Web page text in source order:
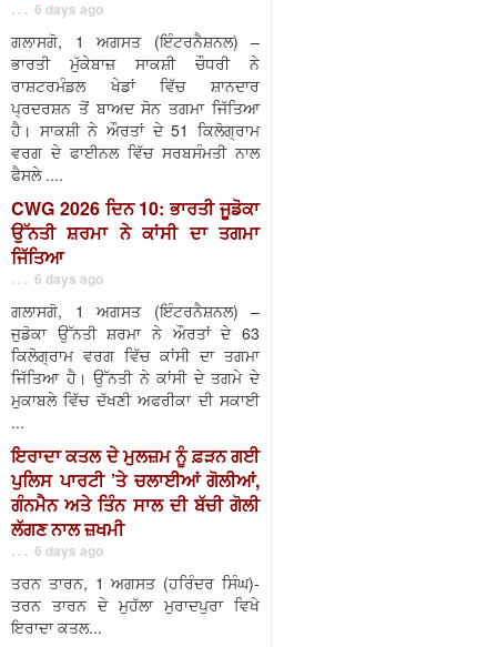
. . . 6 days ago
ਗਲਾਸਗੋ, 1 ਅਗਸਤ (ਇੰਟਰਨੈਸ਼ਨਲ) –
ਭਾਰਤੀ ਮੁੱਕੇਬਾਜ਼ ਸਾਕਸ਼ੀ ਚੌਧਰੀ ਨੇ
ਰਾਸ਼ਟਰਮੰਡਲ ਖੇਡਾਂ ਵਿੱਚ ਸ਼ਾਨਦਾਰ
ਪ੍ਰਦਰਸ਼ਨ ਤੋਂ ਬਾਅਦ ਸੋਨ ਤਗਮਾ ਜਿੱਤਿਆ
ਹੈ। ਸਾਕਸ਼ੀ ਨੇ ਔਰਤਾਂ ਦੇ 51 ਕਿਲੋਗ੍ਰਾਮ
ਵਰਗ ਦੇ ਫਾਈਨਲ ਵਿੱਚ ਸਰਬਸੰਮਤੀ ਨਾਲ
ਫੈਸਲੇ ....
CWG 2026 ਦਿਨ 10: ਭਾਰਤੀ ਜੂਡੋਕਾ
ਉੱਨਤੀ ਸ਼ਰਮਾ ਨੇ ਕਾਂਸੀ ਦਾ ਤਗਮਾ
ਜਿੱਤਿਆ
. . . 6 days ago
ਗਲਾਸਗੋ, 1 ਅਗਸਤ (ਇੰਟਰਨੈਸ਼ਨਲ) –
ਜੁਡੋਕਾ ਉੱਨਤੀ ਸ਼ਰਮਾ ਨੇ ਔਰਤਾਂ ਦੇ 63
ਕਿਲੋਗ੍ਰਾਮ ਵਰਗ ਵਿੱਚ ਕਾਂਸੀ ਦਾ ਤਗਮਾ
ਜਿੱਤਿਆ ਹੈ। ਉੱਨਤੀ ਨੇ ਕਾਂਸੀ ਦੇ ਤਗਮੇ ਦੇ
ਮੁਕਾਬਲੇ ਵਿੱਚ ਦੱਖਣੀ ਅਫਰੀਕਾ ਦੀ ਸਕਾਈ
...
ਇਰਾਦਾ ਕਤਲ ਦੇ ਮੁਲਜ਼ਮ ਨੂੰ ਫ਼ੜਨ ਗਈ
ਪੁਲਿਸ ਪਾਰਟੀ ’ਤੇ ਚਲਾਈਆਂ ਗੋਲੀਆਂ,
ਗੰਨਮੈਨ ਅਤੇ ਤਿੰਨ ਸਾਲ ਦੀ ਬੱਚੀ ਗੋਲੀ
ਲੱਗਣ ਨਾਲ ਜ਼ਖਮੀ
. . . 6 days ago
ਤਰਨ ਤਾਰਨ, 1 ਅਗਸਤ (ਹਰਿੰਦਰ ਸਿੰਘ)-
ਤਰਨ ਤਾਰਨ ਦੇ ਮੁਹੱਲਾ ਮੁਰਾਦਪੁਰਾ ਵਿਖੇ
ਇਰਾਦਾ ਕਤਲ...